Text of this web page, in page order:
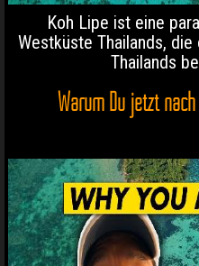
Koh Lipe ist eine
Westküste Thailands,
Thailands
Warum Du jetzt nach